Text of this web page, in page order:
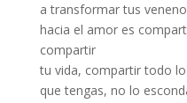
a transformar tus
hacia el amor es
compartir
tu vida, compartir todo
que tengas, no lo